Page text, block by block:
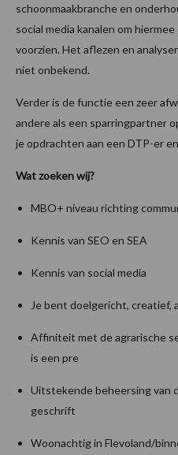
schoonmaakbranche en
social media kanalen om
voorzien. Het aflezen en
niet onbekend.
Verder is de functie een zeer
andere als een sparringpartner
je opdrachten aan een DTP-er
Wat zoeken wij?
MBO+ niveau richting
Kennis van SEO en SEA
Kennis van social media
Je bent doelgericht, creatief,
Affiniteit met de agrarische
is een pre
Uitstekende beheersing van
geschrift
Woonachtig in Flevoland/